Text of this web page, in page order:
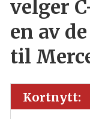
velger
en av
til
Kortnytt: